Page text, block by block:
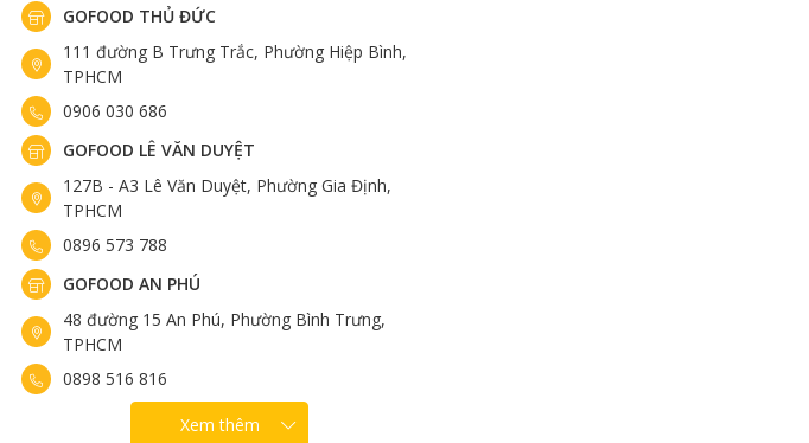
GOFOOD THỦ ĐỨC
111 đường B Trưng Trắc, Phường Hiệp Bình,
TPHCM
0906 030 686
GOFOOD LÊ VĂN DUYỆT
127B - A3 Lê Văn Duyệt, Phường Gia Định,
TPHCM
0896 573 788
GOFOOD AN PHÚ
48 đường 15 An Phú, Phường Bình Trưng,
TPHCM
0898 516 816
Xem thêm